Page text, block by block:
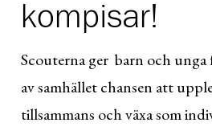
kompisar!
Scouterna ger barn och unga
av samhället chansen att
tillsammans och växa som